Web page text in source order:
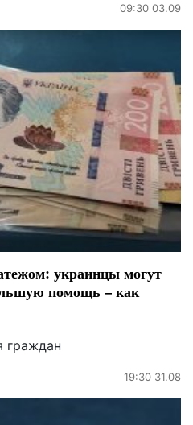
09:30 03.09
украинцы могут
помощь – как
граждан
19:30 31.08